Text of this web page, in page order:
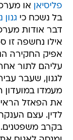
פליסיאן
או
בל נשכח כי
דבר אודות
אילו נחשפה זו
אפיק החקירה
עליהם לתור
לגנון, שעבר
מעמדו
את הפאזל
לדין. עצם
בקרב משפטנים.